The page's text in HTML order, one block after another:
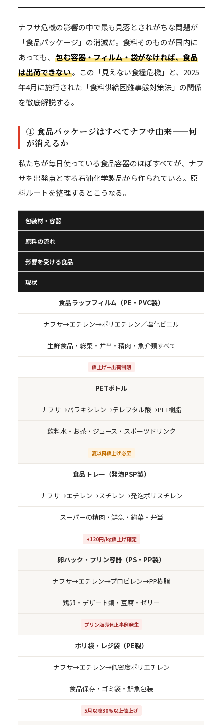
ナフサ危機の影響の中で最も見落とされがちな問題が
「食品パッケージ」の消滅だ。食料そのものが国内に
あっても、包む容器・フィルム・袋がなければ、食品
は出荷できない。この「見えない食糧危機」と、2025
年4月に施行された「食料供給困難事態対策法」の関係
を徹底解説する。
① 食品パッケージはすべてナフサ由来——何
が消えるか
私たちが毎日使っている食品容器のほぼすべてが、ナフ
サを出発点とする石油化学製品から作られている。原
料ルートを整理するとこうなる。
包装材・容器
原料の流れ
影響を受ける食品
現状
食品ラップフィルム（PE・PVC製）
ナフサ→エチレン→ポリエチレン／塩化ビニル
生鮮食品・総菜・弁当・精肉・魚介類すべて
値上げ＋出荷制限
PETボトル
ナフサ→パラキシレン→テレフタル酸→PET樹脂
飲料水・お茶・ジュース・スポーツドリンク
夏以降値上げ必至
食品トレー（発泡PSP製）
ナフサ→エチレン→スチレン→発泡ポリスチレン
スーパーの精肉・鮮魚・総菜・弁当
+120円/kg値上げ確定
卵パック・プリン容器（PS・PP製）
ナフサ→エチレン→プロピレン→PP樹脂
鶏卵・デザート類・豆腐・ゼリー
プリン販売休止事例発生
ポリ袋・レジ袋（PE製）
ナフサ→エチレン→低密度ポリエチレン
食品保存・ゴミ袋・鮮魚包装
5月以降30%以上値上げ